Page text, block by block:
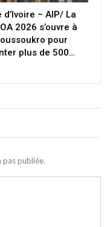
d’Ivoire – AIP/ La
2026 s’ouvre à
pour
plus de 500…
pas publiée.